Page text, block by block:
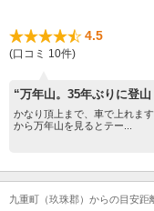
4.5
(口コミ 10件)
“万年山。35年ぶりに登
かなり頂上まで、車で上れま
から万年山を見るとテー...
九重町（玖珠郡）からの目安距